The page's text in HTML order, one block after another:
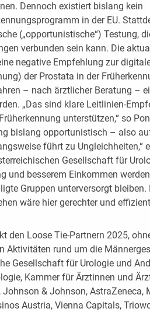
Dennoch existiert bislang kein
in der EU.
(„opportunistische“) Testung,
verbunden sein kann. Die
negative Empfehlung zur
der Prostata in der
– nach ärztlicher Beratung –
„Das sind klare Leitlinien-
unterstützen,“ so
bislang opportunistisch – also
führt zu Ungleichheiten,“
Gesellschaft für
und besserem Einkommen
Gruppen unterversorgt bleiben.
wäre hier gerechter und
den Loose Tie-Partnern 2025,
Aktivitäten rund um die
Gesellschaft für Urologie und
Kammer für Ärztinnen und
& Johnson, AstraZeneca,
Austria, Vienna Capitals,